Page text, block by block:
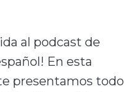
al podcast de
En esta
presentamos todo